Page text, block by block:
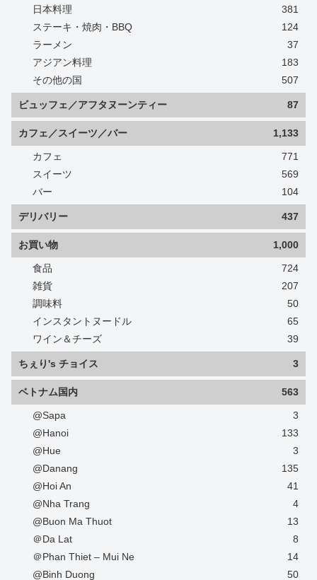
日本料理
381
ステーキ・焼肉・BBQ
124
ラーメン
37
アジアン料理
183
その他の国
507
ビュッフェ／アフタヌーンティー 87
カフェ／スイーツ／バー 1,133
カフェ
771
スイーツ
569
バー
104
デリバリー 437
お買い物 1,000
食品
724
雑貨
207
調味料
50
インスタントヌードル
65
ワイン＆チーズ
39
ちぇり's チョイス 3
ベトナム国内 563
@Sapa
3
@Hanoi
133
@Hue
3
@Danang
135
@Hoi An
41
@Nha Trang
4
@Buon Ma Thuot
13
＠Da Lat
8
＠Phan Thiet – Mui Ne
14
@Binh Duong
50